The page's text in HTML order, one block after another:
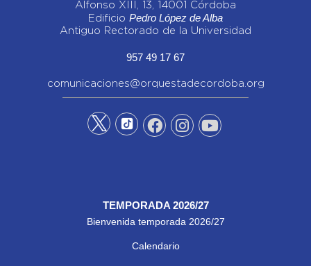
Alfonso XIII, 13, 14001 Córdoba
Edificio Pedro López de Alba
Antiguo Rectorado de la Universidad
957 49 17 67
comunicaciones@orquestadecordoba.org
TEMPORADA 2026/27
Bienvenida temporada 2026/27
Calendario